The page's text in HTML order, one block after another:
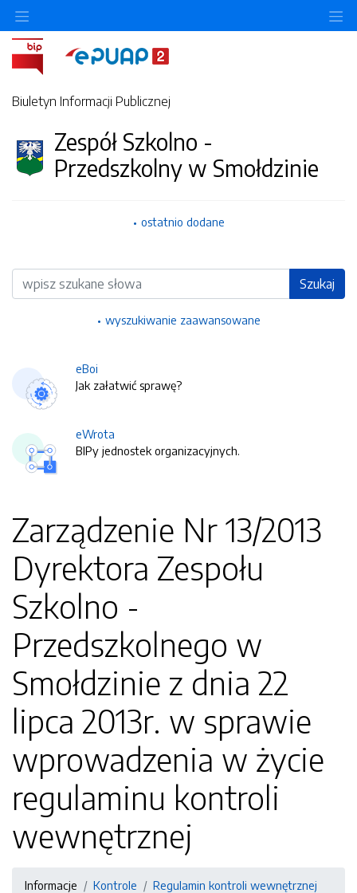
Biuletyn Informacji Publicznej
Zespół Szkolno -
Przedszkolny w Smołdzinie
ostatnio dodane
Wyszukiwarka Szukaj
wyszukiwanie zaawansowane
eBoi
Jak załatwić sprawę?
eWrota
BIPy jednostek organizacyjnych.
Zarządzenie Nr 13/2013
Dyrektora Zespołu
Szkolno -
Przedszkolnego w
Smołdzinie z dnia 22
lipca 2013r. w sprawie
wprowadzenia w życie
regulaminu kontroli
wewnętrznej
Informacje Kontrole Regulamin kontroli wewnętrznej